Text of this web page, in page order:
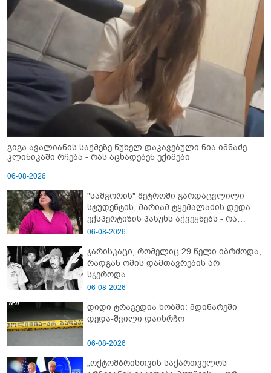
გიგა ავალიანის საქმეზე წუხელ დაკავებული ნია იმნაძე
კლინიკაში რჩება - რას აცხადებენ ექიმები
06-08-2026
"სამგორის" მეტროში გარდაცვლილი
სტუდენტის, მარიამ ტყემალაძის დედა
ექსპერტიზის პასუხს აქვეყნებს - რა
გახდა გოგონას გარდაცვალების მიზეზი?
06-08-2026
ჯარისკაცი, რომელიც 29 წელი იბრძოდა,
რადგან ომის დამთავრების არ
სჯეროდა...
06-08-2026
დიდი ტრაგედია ხობში: მდინარეში
დედა-შვილი დაიხრჩო
06-08-2026
„ოქტომბრისთვის საქართველოს